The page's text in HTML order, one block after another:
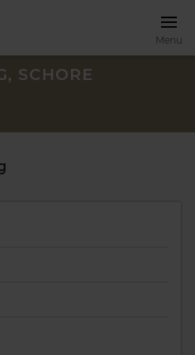
Menu
SCHORE